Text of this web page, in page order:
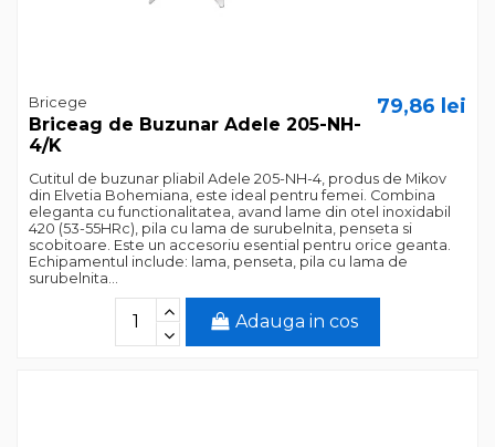
Bricege
Briceag de Buzunar Adele 205-NH-
4/K
79,86 lei
Cutitul de buzunar pliabil Adele 205-NH-4, produs de Mikov
din Elvetia Bohemiana, este ideal pentru femei. Combina
eleganta cu functionalitatea, avand lame din otel inoxidabil
420 (53-55HRc), pila cu lama de surubelnita, penseta si
scobitoare. Este un accesoriu esential pentru orice geanta.
Echipamentul include: lama, penseta, pila cu lama de
surubelnita...
Adauga in cos